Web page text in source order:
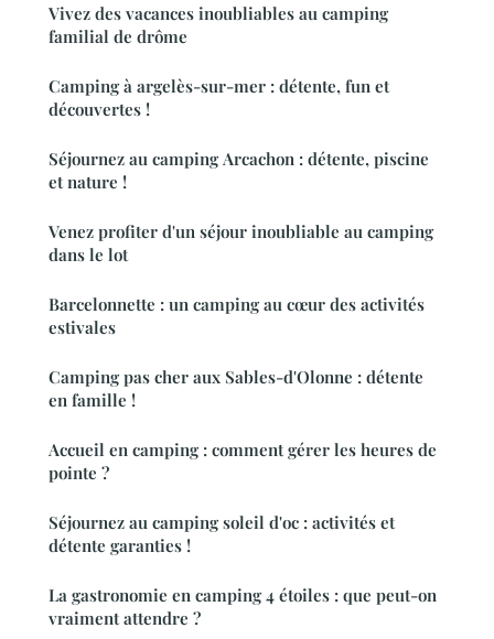
Vivez des vacances inoubliables au camping
familial de drôme
Camping à argelès-sur-mer : détente, fun et
découvertes !
Séjournez au camping Arcachon : détente, piscine
et nature !
Venez profiter d'un séjour inoubliable au camping
dans le lot
Barcelonnette : un camping au cœur des activités
estivales
Camping pas cher aux Sables-d'Olonne : détente
en famille !
Accueil en camping : comment gérer les heures de
pointe ?
Séjournez au camping soleil d'oc : activités et
détente garanties !
La gastronomie en camping 4 étoiles : que peut-on
vraiment attendre ?